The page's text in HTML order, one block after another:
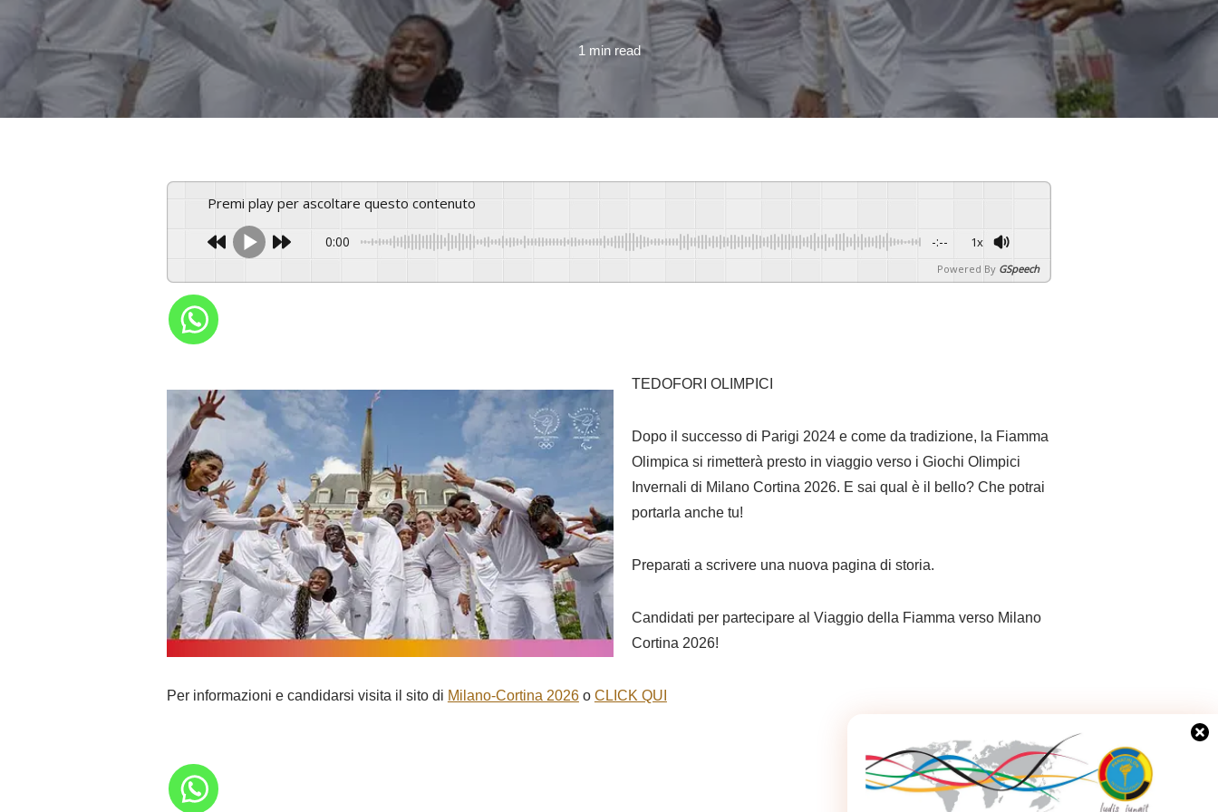
1 min read
Premi play per ascoltare questo contenuto
0:00 -:-- 1x
Powered By GSpeech
TEDOFORI OLIMPICI
Dopo il successo di Parigi 2024 e come da tradizione, la Fiamma
Olimpica si rimetterà presto in viaggio verso i Giochi Olimpici
Invernali di Milano Cortina 2026. E sai qual è il bello? Che potrai
portarla anche tu!
Preparati a scrivere una nuova pagina di storia.
Candidati per partecipare al Viaggio della Fiamma verso Milano
Cortina 2026!
Per informazioni e candidarsi visita il sito di Milano-Cortina 2026o CLICK QUI